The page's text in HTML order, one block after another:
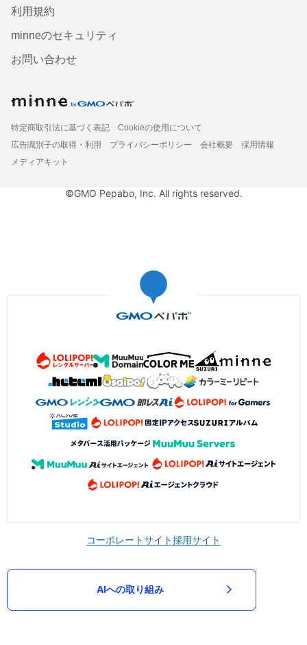
利用規約
minneのセキュリティ
お問い合わせ
特定商取引法に基づく表記
Cookieの使用について
広告識別子の取得・利用
プライバシーポリシー 会社概要
採用情報
メディアキット
©GMO Pepabo, Inc. All rights reserved.
コーポレートサイト採用サイト
AIへの取り組み